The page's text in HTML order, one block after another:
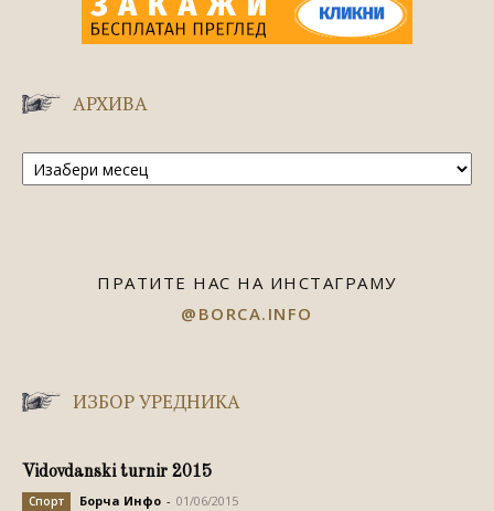
АРХИВА
Архива
ПРАТИТЕ НАС НА ИНСТАГРАМУ
@BORCA.INFO
ИЗБОР УРЕДНИКА
Vidovdanski turnir 2015
Спорт Борча Инфо - 01/06/2015